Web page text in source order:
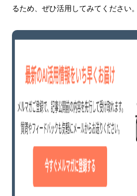
るため、ぜひ活用してみてください。